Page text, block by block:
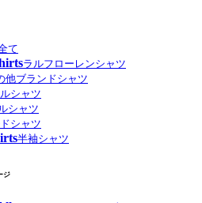
て
ラルフローレンシャツ
他ブランドシャツ
シャツ
シャツ
シャツ
半袖シャツ
ジ